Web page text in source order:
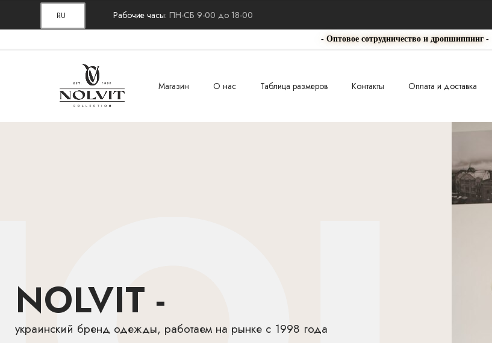
RU Рабочие часы:ПН-СБ 9-00 до 18-00
- Оптовое сотрудничество и дропшиппинг -
Магазин О нас Таблица размеров Контакты Оплата и доставка
NOLVIT -
украинский бренд одежды, работаем на рынке с 1998 года